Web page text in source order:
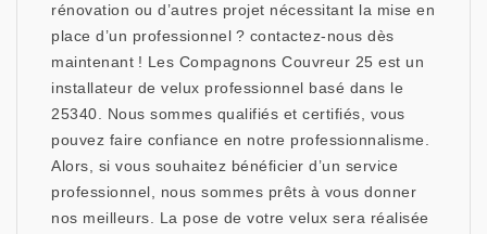
rénovation ou d’autres projet nécessitant la mise en
place d’un professionnel ? contactez-nous dès
maintenant ! Les Compagnons Couvreur 25 est un
installateur de velux professionnel basé dans le
25340. Nous sommes qualifiés et certifiés, vous
pouvez faire confiance en notre professionnalisme.
Alors, si vous souhaitez bénéficier d’un service
professionnel, nous sommes prêts à vous donner
nos meilleurs. La pose de votre velux sera réalisée